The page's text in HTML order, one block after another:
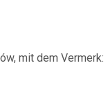
mit dem Vermerk: